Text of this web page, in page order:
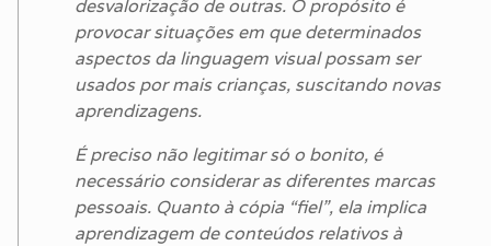
desvalorização de outras. O propósito é
provocar situações em que determinados
aspectos da linguagem visual possam ser
usados por mais crianças, suscitando novas
aprendizagens.
É preciso não legitimar só o bonito, é
necessário considerar as diferentes marcas
pessoais. Quanto à cópia “fiel”, ela implica
aprendizagem de conteúdos relativos à